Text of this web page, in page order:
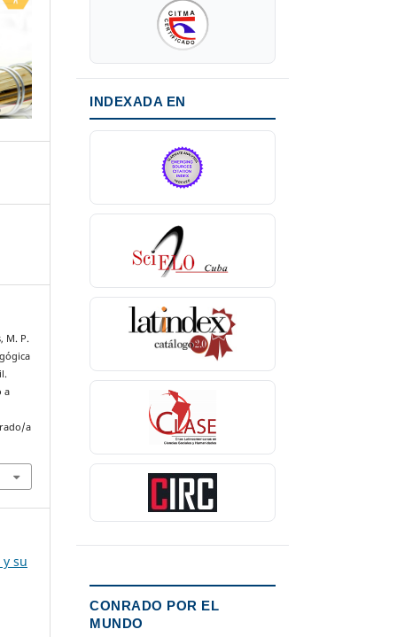
M. P.
a
a
su
INDEXADA EN
CONRADO POR EL
MUNDO